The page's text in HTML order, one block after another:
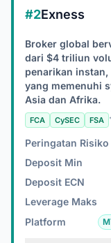
#2Exness
Broker global
dari $4 triliun
penarikan
yang memenuhi
Asia dan Afrika.
FCA CySEC FSA
Peringatan Risiko
Deposit Min
Deposit ECN
Leverage Maks
Platform